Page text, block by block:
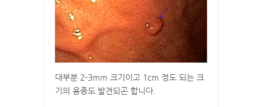
대부분 2-3mm 크기이고 1cm 정도 되는 크
기의 용종도 발견되곤 합니다.